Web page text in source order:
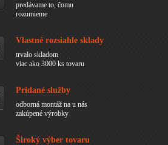
predávame to, čomu
rozumieme
Vlastné rozsiahle sklady
trvalo skladom
viac ako 3000 ks tovaru
Pridané služby
odborná montáž na u nás
zakúpené výrobky
Široký výber tovaru